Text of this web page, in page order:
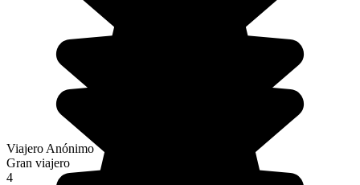
Viajero Anónimo
Gran viajero
4